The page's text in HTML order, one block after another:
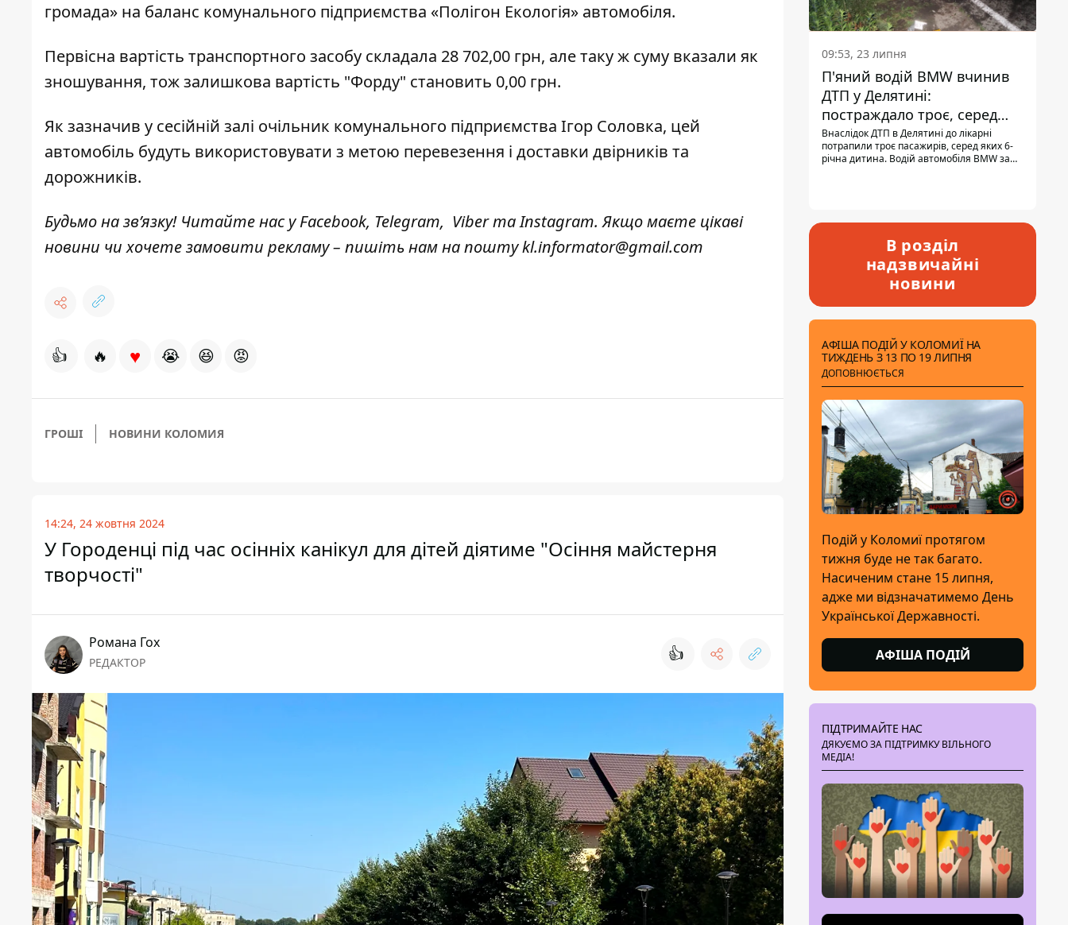
громада» на баланс комунального підприємства «Полігон Екологія» автомобіля.
Первісна вартість транспортного засобу складала 28 702,00 грн, але таку ж суму вказали як
зношування, тож залишкова вартість "Форду" становить 0,00 грн.
Як зазначив у сесійній залі очільник комунального підприємства Ігор Соловка, цей
автомобіль будуть використовувати з метою перевезення і доставки двірників та
дорожників.
Будьмо на зв’язку! Читайте нас уFacebook, Telegram, ViberтаInstagram. Якщо маєте цікаві
новини чи хочете замовити рекламу – пишіть нам на поштуkl.informator@gmail.com
👍 🔥 ♥ 😭 😆 😡
ГРОШІ НОВИНИ КОЛОМИЯ
14:24, 24 жовтня 2024
У Городенці під час осінніх канікул для дітей діятиме "Осіння майстерня
творчості"
Романа Гох
РЕДАКТОР 👍
09:53, 23 липня
П'яний водій BMW вчинив
ДТП у Делятині:
постраждало троє, серед
них - дитина
Внаслідок ДТП в Делятині до лікарні
потрапили троє пасажирів, серед яких 6-
річна дитина. Водій автомобіля BMW за
В розділ
надзвичайні
новини
АФІША ПОДІЙ У КОЛОМИЇ НА
ТИЖДЕНЬ З 13 ПО 19 ЛИПНЯ
ДОПОВНЮЄТЬСЯ
Подій у Коломиї протягом
тижня буде не так багато.
Насиченим стане 15 липня,
адже ми відзначатимемо День
Української Державності.
АФІША ПОДІЙ
ПІДТРИМАЙТЕ НАС
ДЯКУЄМО ЗА ПІДТРИМКУ ВІЛЬНОГО
МЕДІА!